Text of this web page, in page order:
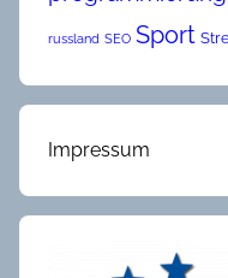
russland SEO Sport
Impressum